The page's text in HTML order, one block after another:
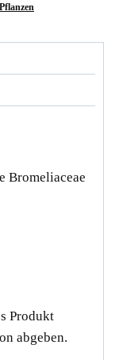
Bromeliaceae
Produkt
abgeben.